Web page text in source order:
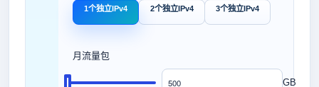
1个独立IPv4 2个独立IPv4 3个独立IPv4
月流量包
GB